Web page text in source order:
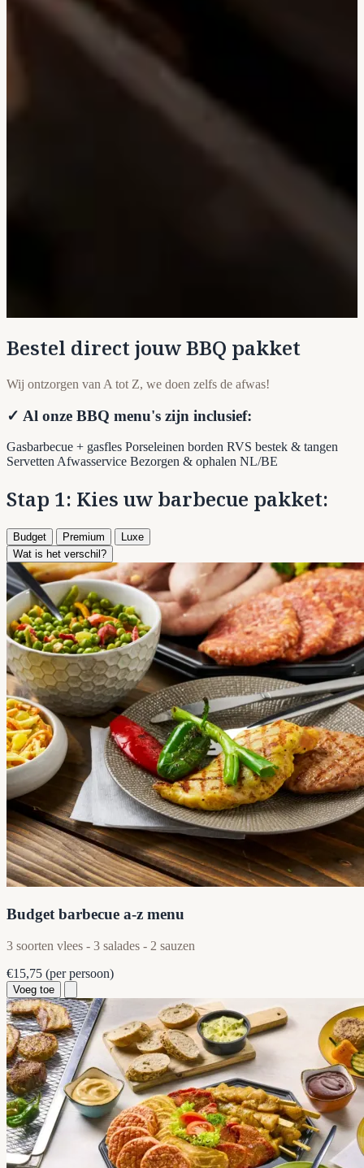
Bestel direct jouw BBQ pakket
Wij ontzorgen van A tot Z, we doen zelfs de afwas!
✓ Al onze BBQ menu's zijn inclusief:
Gasbarbecue + gasfles Porseleinen borden RVS bestek & tangen
ServettenAfwasservice Bezorgen & ophalen NL/BE
Stap 1: Kies uw barbecue pakket:
Budget Premium
Luxe
Wat is het verschil?
Budget barbecue a-z menu
3 soorten vlees - 3 salades - 2 sauzen
€15,75 (per persoon)
Voeg toe